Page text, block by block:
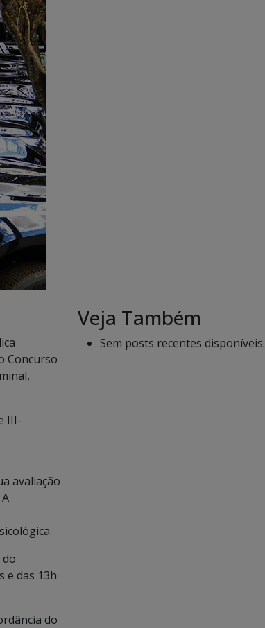
Concurso
III-
avaliação
e das 13h
do
Veja Também
Sem posts recentes disponíveis.